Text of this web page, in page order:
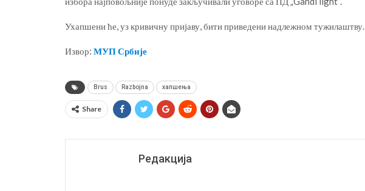
Ухапшени ће, уз кривичну пријаву, бити приведени надлежном тужилаштву.
Извор: МУП Србије
Brus Razbojna хапшења
Share
Редакција